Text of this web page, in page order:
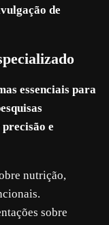
de
essenciais para
e
nutrição,
sobre